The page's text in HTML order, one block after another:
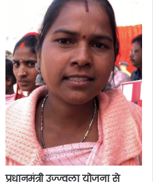
प्रधानमंत्री उज्ज्वला योजना से